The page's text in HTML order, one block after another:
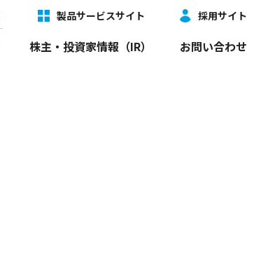
製品サービスサイト 採用サイト
株主・投資家情報（IR） お問い合わせ